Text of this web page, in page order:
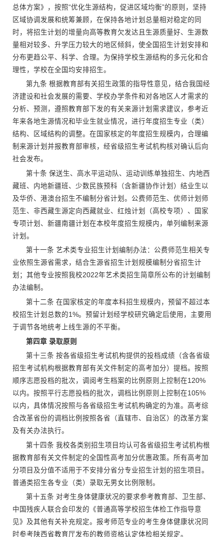
总体方案》，按照“优化生源结构，促进区域均衡”的原则，坚持
区域协调发展和统筹兼顾，在保持各地计划总量相对稳定的同
时，将招生计划的增量向高等教育欠发达且生源质量好、生源数
量相对较多、升学压力较大的地区倾斜，使全国招生计划安排和
分布更趋公平、科学、合理。为保持学校生源结构的多元化和合
理性，学校在全国均安排招生。
第九条 根据教育部有关招生政策的指导性意见，结合我国经
济建设和社会发展的需要、学校办学条件和对各地区人才需求的
分析、预测，遵照教育部下发的有关来源计划需求建议，参考近
年来各地生源情况和毕业生就业情况，进行年度招生专业（类）
结构、区域结构的调整。在国家核定的年度招生规模内，合理编
制来源计划并报教育部审核，经省级招生考试机构核对确认后向
社会发布。
第十条 保送生、高水平运动队、运动训练单独招生、内地西
藏班、内地新疆班、少数民族预科（含新疆协作计划）结业生以
及华侨、港澳台招生不编制分省计划。公费师范生、优师计划师
范生、非西藏生源定向西藏就业、红烛计划（高校专项）、国家
专项计划、新疆南疆计划在本校年度招生规模内，单列编制来源
计划。
第十一条 艺术类专业招生计划编制办法：公费师范生相关专
业依照生源省需求，结合生源省招生计划规模编制分省招生计
划；其他专业按照我校2022年艺术类招生简章所公布的计划编制
办法编制。
第十二条 在国家核定的年度本科招生规模内，预留不超过本
校招生计划总数的1%。预留计划经学校研究确定后使用，主要用
于调节各地统考上线生源的不平衡。
第四章 录取原则
第十三条 按各省级招生考试机构提供的投档成绩（含各省级
招生考试机构根据教育部有关文件制定的高考加分）提档。按照
顺序志愿投档的批次，调阅考生档案的比例原则上控制在120%
以内。按照平行志愿投档的批次，调档比例原则上控制在105%
以内，具体情况按照与各省级招生考试机构确定的为准。高考综
合改革省份的调档比例按照各省（直辖市、自治区）的改革方案
及有关办法执行。
第十四条 我校各类别招生项目均认可各省级招生考试机构根
据教育部有关文件制定的全国性高考加分优惠政策。所有高考加
分项目及分值不适用于不安排分省分专业招生计划的招生项目。
普通类招生各专业（类）录取无男女比例限制。
第十五条 对考生身体健康状况的要求参考教育部、卫生部、
中国残疾人联合会印发的《普通高等学校招生体检工作指导意
见》及其他有关补充规定。报考师范专业的考生身体健康状况同
时参考陕西省教育厅发布的教师资格认定体检相关规定。